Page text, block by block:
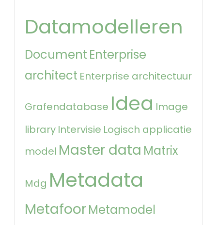
Datamodelleren
Document Enterprise
architect Enterprise architectuur
Grafendatabase Idea Image
library Intervisie Logisch applicatie
model Master data Matrix
Mdg Metadata
MetafoorMetamodel